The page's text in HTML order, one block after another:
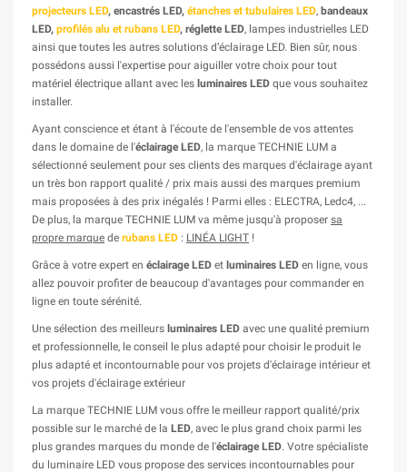
projecteurs LED, encastrés LED, étanches et tubulaires LED, bandeaux
LED, profilés alu et rubans LED, réglette LED, lampes industrielles LED
ainsi que toutes les autres solutions d’éclairage LED. Bien sûr, nous
possédons aussi l'expertise pour aiguiller votre choix pour tout
matériel électrique allant avec les luminaires LED que vous souhaitez
installer.
Ayant conscience et étant à l'écoute de l'ensemble de vos attentes
dans le domaine de l'éclairage LED, la marque TECHNIE LUM a
sélectionné seulement pour ses clients des marques d'éclairage ayant
un très bon rapport qualité / prix mais aussi des marques premium
mais proposées à des prix inégalés ! Parmi elles : ELECTRA, Ledc4, ...
De plus, la marque TECHNIE LUM va même jusqu'à proposer sa
propre marque de rubans LED : LINÉA LIGHT !
Grâce à votre expert en éclairage LED et luminaires LED en ligne, vous
allez pouvoir profiter de beaucoup d'avantages pour commander en
ligne en toute sérénité.
Une sélection des meilleurs luminaires LED avec une qualité premium
et professionnelle, le conseil le plus adapté pour choisir le produit le
plus adapté et incontournable pour vos projets d'éclairage intérieur et
vos projets d'éclairage extérieur
La marque TECHNIE LUM vous offre le meilleur rapport qualité/prix
possible sur le marché de la LED, avec le plus grand choix parmi les
plus grandes marques du monde de l'éclairage LED. Votre spécialiste
du luminaire LED vous propose des services incontournables pour